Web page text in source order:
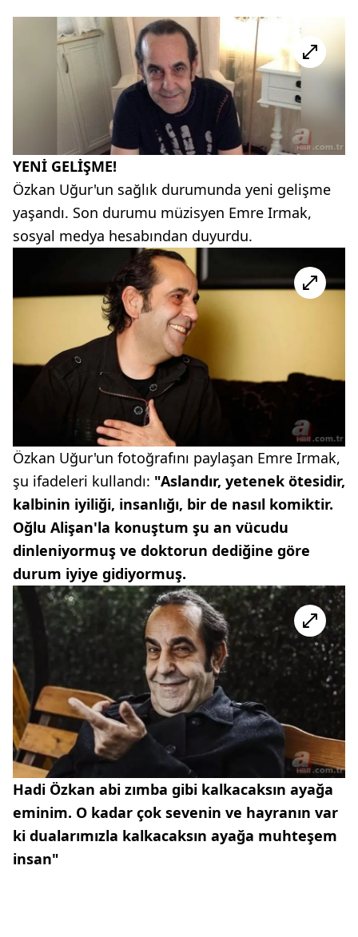
YENİ GELİŞME!
Özkan Uğur'un sağlık durumunda yeni gelişme
yaşandı. Son durumu müzisyen Emre Irmak,
sosyal medya hesabından duyurdu.
Özkan Uğur'un fotoğrafını paylaşan Emre Irmak,
şu ifadeleri kullandı: "Aslandır, yetenek ötesidir,
kalbinin iyiliği, insanlığı, bir de nasıl komiktir.
Oğlu Alişan'la konuştum şu an vücudu
dinleniyormuş ve doktorun dediğine göre
durum iyiye gidiyormuş.
Hadi Özkan abi zımba gibi kalkacaksın ayağa
eminim. O kadar çok sevenin ve hayranın var
ki dualarımızla kalkacaksın ayağa muhteşem
insan"